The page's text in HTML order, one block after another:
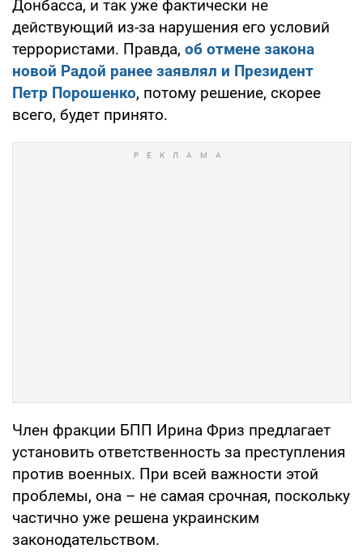
Донбасса, и так уже фактически не
действующий из-за нарушения его условий
террористами. Правда, об отмене закона
новой Радой ранее заявлял и Президент
Петр Порошенко, потому решение, скорее
всего, будет принято.
Член фракции БПП Ирина Фриз предлагает
установить ответственность за преступления
против военных. При всей важности этой
проблемы, она – не самая срочная, поскольку
частично уже решена украинским
законодательством.